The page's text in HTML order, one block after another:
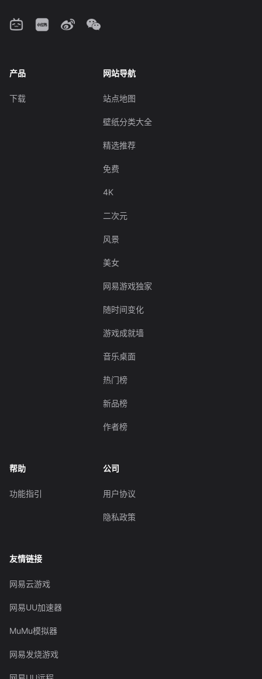
产品
下载
网站导航
站点地图
壁纸分类大全
精选推荐
免费
4K
二次元
风景
美女
网易游戏独家
随时间变化
游戏成就墙
音乐桌面
热门榜
新品榜
作者榜
帮助
功能指引
公司
用户协议
隐私政策
友情链接
网易云游戏
网易UU加速器
MuMu模拟器
网易发烧游戏